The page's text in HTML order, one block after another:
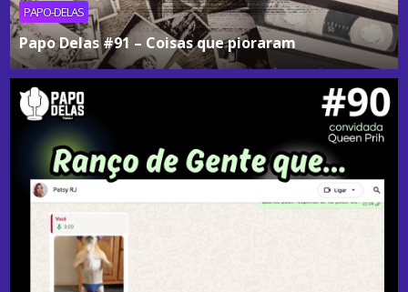
PAPO-DELAS
Papo Delas #91 – Coisas que pioraram